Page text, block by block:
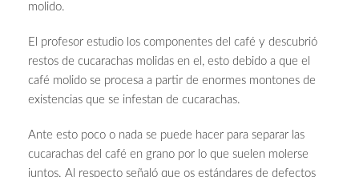
molido.
El profesor estudio los componentes del café y descubrió
restos de cucarachas molidas en el, esto debido a que el
café molido se procesa a partir de enormes montones de
existencias que se infestan de cucarachas.
Ante esto poco o nada se puede hacer para separar las
cucarachas del café en grano por lo que suelen molerse
juntos. Al respecto señaló que os estándares de defectos